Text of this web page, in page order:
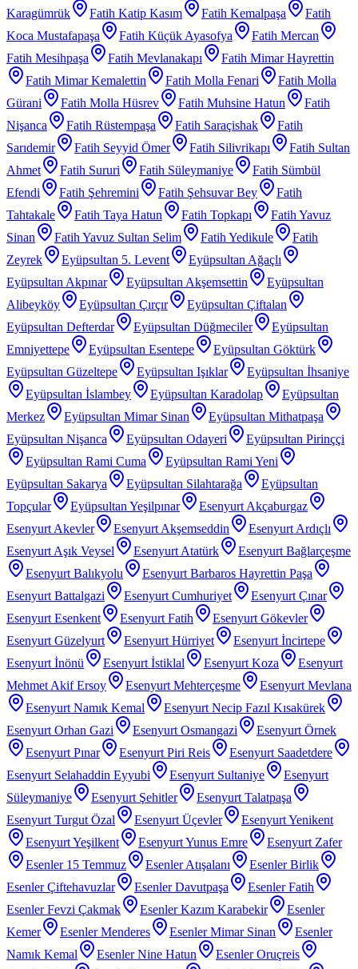
Karagümrük Fatih Katip Kasım Fatih Kemalpaşa
Fatih
Koca Mustafapaşa
Fatih Küçük Ayasofya
Fatih Mercan
Fatih Mesihpaşa
Fatih Mevlanakapı
Fatih Mimar Hayrettin
Fatih Mimar Kemalettin
Fatih Molla Fenari
Fatih Molla
Gürani
Fatih Molla Hüsrev Fatih Muhsine Hatun
Fatih
Nişanca
Fatih Rüstempaşa Fatih Saraçishak
Fatih
Sarıdemir
Fatih Seyyid Ömer Fatih Silivrikapı
Fatih Sultan
Ahmet
Fatih Sururi Fatih Süleymaniye
Fatih Sümbül
Efendi
Fatih Şehremini Fatih Şehsuvar Bey
Fatih
Tahtakale
Fatih Taya Hatun Fatih Topkapı
Fatih Yavuz
Sinan
Fatih Yavuz Sultan Selim Fatih Yedikule
Fatih
Zeyrek
Eyüpsultan 5. Levent
Eyüpsultan Ağaçlı
Eyüpsultan Akpınar
Eyüpsultan Akşemsettin
Eyüpsultan
Alibeyköy
Eyüpsultan Çırçır
Eyüpsultan Çiftalan
Eyüpsultan Defterdar
Eyüpsultan Düğmeciler
Eyüpsultan
Emniyettepe
Eyüpsultan Esentepe
Eyüpsultan Göktürk
Eyüpsultan Güzeltepe
Eyüpsultan Işıklar
Eyüpsultan İhsaniye
Eyüpsultan İslambey
Eyüpsultan Karadolap
Eyüpsultan
Merkez
Eyüpsultan Mimar Sinan
Eyüpsultan Mithatpaşa
Eyüpsultan Nişanca
Eyüpsultan Odayeri
Eyüpsultan Pirinççi
Eyüpsultan Rami Cuma
Eyüpsultan Rami Yeni
Eyüpsultan Sakarya
Eyüpsultan Silahtarağa
Eyüpsultan
Topçular
Eyüpsultan Yeşilpınar
Esenyurt Akçaburgaz
Esenyurt Akevler
Esenyurt Akşemseddin
Esenyurt Ardıçlı
Esenyurt Aşık Veysel
Esenyurt Atatürk
Esenyurt Bağlarçeşme
Esenyurt Balıkyolu
Esenyurt Barbaros Hayrettin Paşa
Esenyurt Battalgazi
Esenyurt Cumhuriyet
Esenyurt Çınar
Esenyurt Esenkent
Esenyurt Fatih
Esenyurt Gökevler
Esenyurt Güzelyurt
Esenyurt Hürriyet
Esenyurt İncirtepe
Esenyurt İnönü
Esenyurt İstiklal Esenyurt Koza
Esenyurt
Mehmet Akif Ersoy
Esenyurt Mehterçeşme
Esenyurt Mevlana
Esenyurt Namık Kemal
Esenyurt Necip Fazıl Kısakürek
Esenyurt Orhan Gazi
Esenyurt Osmangazi
Esenyurt Örnek
Esenyurt Pınar
Esenyurt Piri Reis
Esenyurt Saadetdere
Esenyurt Selahaddin Eyyubi
Esenyurt Sultaniye
Esenyurt
Süleymaniye
Esenyurt Şehitler
Esenyurt Talatpaşa
Esenyurt Turgut Özal
Esenyurt Üçevler
Esenyurt Yenikent
Esenyurt Yeşilkent
Esenyurt Yunus Emre
Esenyurt Zafer
Esenler 15 Temmuz
Esenler Atışalanı
Esenler Birlik
Esenler Çiftehavuzlar
Esenler Davutpaşa
Esenler Fatih
Esenler Fevzi Çakmak
Esenler Kazım Karabekir
Esenler
Kemer
Esenler Menderes Esenler Mimar Sinan
Esenler
Namık Kemal
Esenler Nine Hatun
Esenler Oruçreis